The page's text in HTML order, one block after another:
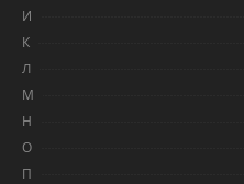
И
К
Л
М
Н
О
П